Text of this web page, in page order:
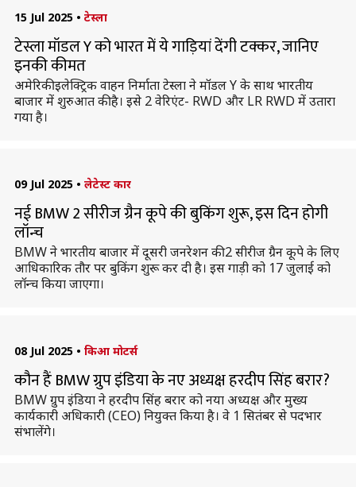
15 Jul 2025 • टेस्ला
टेस्ला मॉडल Y को भारत में ये गाड़ियां देंगी टक्कर, जानिए
इनकी कीमत
अमेरिकी इलेक्ट्रिक वाहन निर्माता टेस्ला ने मॉडल Y के साथ भारतीय
बाजार में शुरुआत की है। इसे 2 वेरिएंट- RWD और LR RWD में उतारा
गया है।
09 Jul 2025 • लेटेस्ट कार
नई BMW 2 सीरीज ग्रैन कूपे की बुकिंग शुरू, इस दिन होगी
लॉन्च
BMW ने भारतीय बाजार में दूसरी जनरेशन की 2 सीरीज ग्रैन कूपे के लिए
आधिकारिक तौर पर बुकिंग शुरू कर दी है। इस गाड़ी को 17 जुलाई को
लॉन्च किया जाएगा।
08 Jul 2025 • किआ मोटर्स
कौन हैं BMW ग्रुप इंडिया के नए अध्यक्ष हरदीप सिंह बरार?
BMW ग्रुप इंडिया ने हरदीप सिंह बरार को नया अध्यक्ष और मुख्य
कार्यकारी अधिकारी (CEO) नियुक्त किया है। वे 1 सितंबर से पदभार
संभालेंगे।